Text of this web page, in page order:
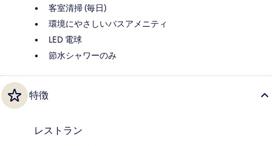
客室清掃 (毎日)
環境にやさしいバスアメニティ
LED 電球
節水シャワーのみ
特徴
レストラン